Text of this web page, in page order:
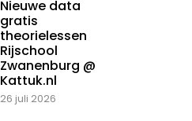
Nieuwe data
gratis
theorielessen
Rijschool
Zwanenburg @
Kattuk.nl
26 juli 2026